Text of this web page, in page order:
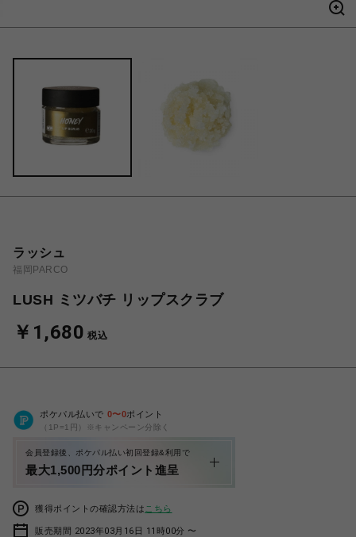
ラッシュ
福岡PARCO
LUSH ミツバチ リップスクラブ
￥1,680 税込
ポケパル払いで 0〜0ポイント
（1P=1円）※キャンペーン分除く
会員登録後、ポケパル払い初回登録&利用で
最大1,500円分ポイント進呈
獲得ポイントの確認方法は こちら
販売期間 2023年03月16日 11時00分 〜